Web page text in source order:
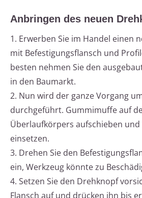
Anbringen des neuen
1. Erwerben Sie im Handel einen
mit Befestigungsflansch und
besten nehmen Sie den
in den Baumarkt.
2. Nun wird der ganze Vorgang
durchgeführt. Gummimuffe auf
Überlaufkörpers aufschieben
einsetzen.
3. Drehen Sie den
ein, Werkzeug könnte zu
4. Setzen Sie den Drehknopf
Flansch auf und drücken ihn bis